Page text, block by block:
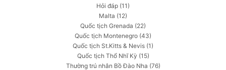
Hỏi đáp (11)
Malta (12)
Quốc tịch Grenada (22)
Quốc tịch Montenegro (43)
Quốc tịch St.Kitts & Nevis (1)
Quốc tịch Thổ Nhĩ Kỳ (15)
Thường trú nhân Bồ Đào Nha (76)